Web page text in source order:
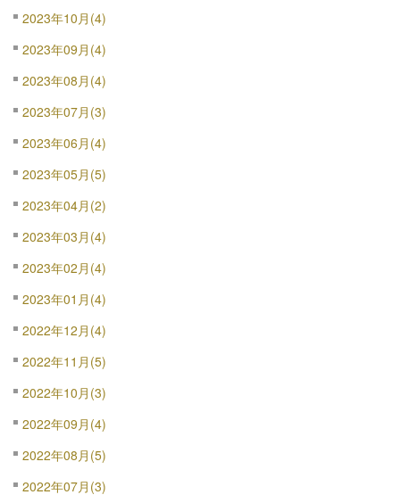
2023年10月(4)
2023年09月(4)
2023年08月(4)
2023年07月(3)
2023年06月(4)
2023年05月(5)
2023年04月(2)
2023年03月(4)
2023年02月(4)
2023年01月(4)
2022年12月(4)
2022年11月(5)
2022年10月(3)
2022年09月(4)
2022年08月(5)
2022年07月(3)